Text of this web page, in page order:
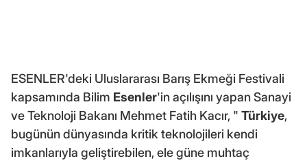
ESENLER'deki Uluslararası Barış Ekmeği Festivali
kapsamında Bilim Esenler'in açılışını yapan Sanayi
ve Teknoloji Bakanı Mehmet Fatih Kacır, " Türkiye,
bugünün dünyasında kritik teknolojileri kendi
imkanlarıyla geliştirebilen, ele güne muhtaç